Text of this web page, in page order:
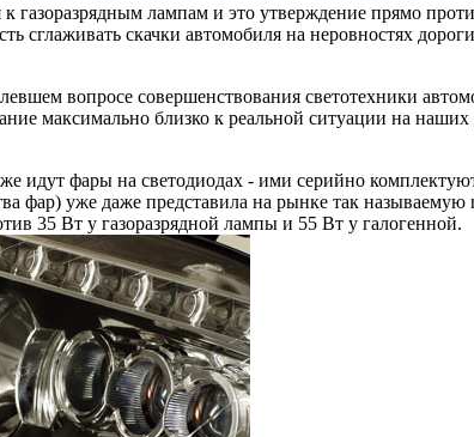
газоразрядным лампам и это утверждение прямо
сглаживать скачки автомобиля на неровностях
вопросе совершенствования светотехники
максимально близко к реальной ситуации на
идут фары на светодиодах - ими серийно
фар) уже даже представила на рынке так
35 Вт у газоразрядной лампы и 55 Вт у галогенной.